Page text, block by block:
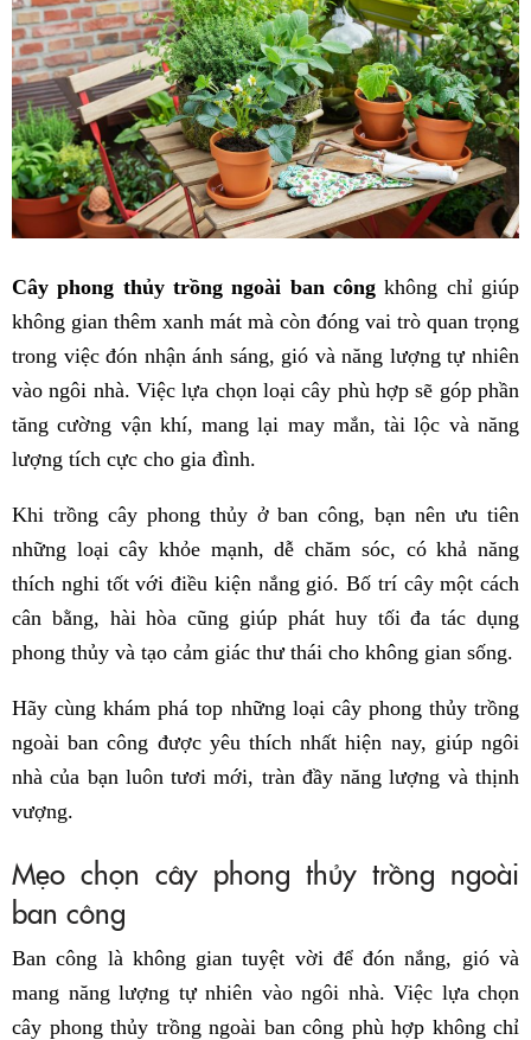
Cây phong thủy trồng ngoài ban công không chỉ giúp
không gian thêm xanh mát mà còn đóng vai trò quan trọng
trong việc đón nhận ánh sáng, gió và năng lượng tự nhiên
vào ngôi nhà. Việc lựa chọn loại cây phù hợp sẽ góp phần
tăng cường vận khí, mang lại may mắn, tài lộc và năng
lượng tích cực cho gia đình.
Khi trồng cây phong thủy ở ban công, bạn nên ưu tiên
những loại cây khỏe mạnh, dễ chăm sóc, có khả năng
thích nghi tốt với điều kiện nắng gió. Bố trí cây một cách
cân bằng, hài hòa cũng giúp phát huy tối đa tác dụng
phong thủy và tạo cảm giác thư thái cho không gian sống.
Hãy cùng khám phá top những loại cây phong thủy trồng
ngoài ban công được yêu thích nhất hiện nay, giúp ngôi
nhà của bạn luôn tươi mới, tràn đầy năng lượng và thịnh
vượng.
Mẹo chọn cây phong thủy trồng ngoài
ban công
Ban công là không gian tuyệt vời để đón nắng, gió và
mang năng lượng tự nhiên vào ngôi nhà. Việc lựa chọn
cây phong thủy trồng ngoài ban công phù hợp không chỉ